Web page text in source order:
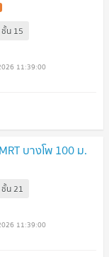
ชั้น 15
11:39:00
บางโพ 100 ม.
ชั้น21
11:39:00